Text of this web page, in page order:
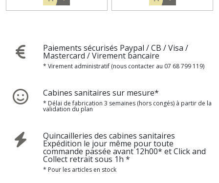
Paiements sécurisés Paypal / CB / Visa /
Mastercard / Virement bancaire
* Virement administratif (nous contacter au 07 68 799 119)
Cabines sanitaires sur mesure*
* Délai de fabrication 3 semaines (hors congés) à partir de la
validation du plan
Quincailleries des cabines sanitaires
Expédition le jour même pour toute
commande passée avant 12h00* et Click and
Collect retrait sous 1h *
* Pour les articles en stock